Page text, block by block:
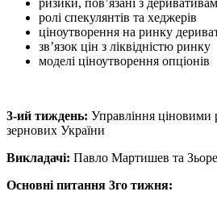
ролі спекулянтів та хеджерів
ціноутворення на ринку
зв’язок цін з ліквідністю ринку
моделі ціноутворення опціонів
3-ий тиждень: Управління ціновими
зернових України
Викладачі: Павло Мартишев та
Основні питання 3го тижня: